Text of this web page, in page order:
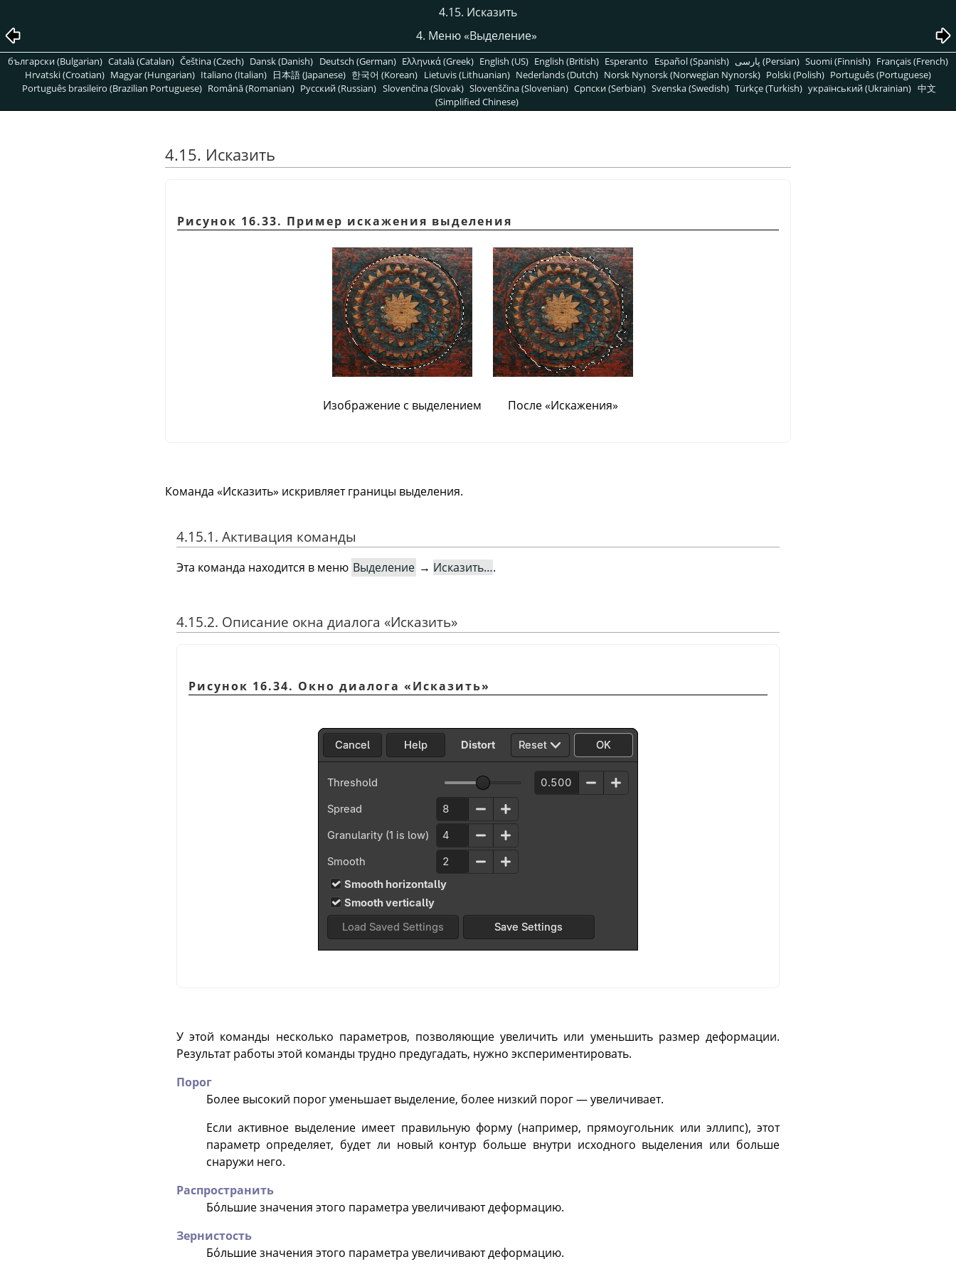
4.15. Исказить
4. Меню «Выделение»
български (Bulgarian) Català (Catalan) Čeština (Czech) Dansk (Danish) Deutsch (German) Ελληνικά (Greek) English (US) English (British) Esperanto Español (Spanish) پارسی (Persian) Suomi (Finnish) Français (French)
Hrvatski (Croatian) Magyar (Hungarian) Italiano (Italian) 日本語 (Japanese) 한국어 (Korean) Lietuvis (Lithuanian) Nederlands (Dutch) Norsk Nynorsk (Norwegian Nynorsk) Polski (Polish) Português (Portuguese)
Português brasileiro (Brazilian Portuguese) Română (Romanian) Pусский (Russian) Slovenčina (Slovak) Slovenščina (Slovenian) Српски (Serbian) Svenska (Swedish) Türkçe (Turkish) український (Ukrainian) 中文
(Simplified Chinese)
4.15. Исказить
Рисунок 16.33. Пример искажения выделения
Изображение с выделением После«Искажения»
Команда «Исказить» искривляет границы выделения.
4.15.1. Активация команды
Эта команда находится в меню Выделение → Исказить….
4.15.2. Описание окна диалога «Исказить»
Рисунок 16.34. Окно диалога «Исказить»
У этой команды несколько параметров, позволяющие увеличить или уменьшить размер деформации.
Результат работы этой команды трудно предугадать, нужно экспериментировать.
Порог
Более высокий порог уменьшает выделение, более низкий порог — увеличивает.
Если активное выделение имеет правильную форму (например, прямоугольник или эллипс), этот
параметр определяет, будет ли новый контур больше внутри исходного выделения или больше
снаружи него.
Распространить
Бóльшие значения этого параметра увеличивают деформацию.
Зернистость
Бóльшие значения этого параметра увеличивают деформацию.